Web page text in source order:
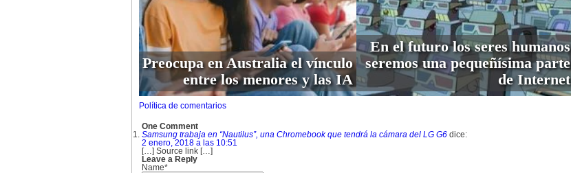
Preocupa en Australia el vínculo
entre los menores y las IA
En el futuro los seres humanos
seremos una pequeñísima parte
de Internet
Política de comentarios
One Comment
Samsung trabaja en “Nautilus”, una Chromebook que tendrá la cámara del LG G6 dice:
2 enero, 2018 a las 10:51
[…] Source link […]
Leave a Reply
Name*